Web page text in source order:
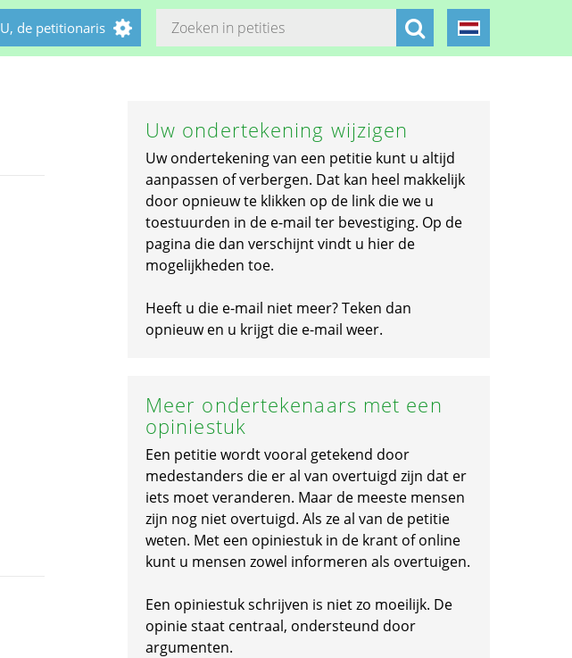
U, de petitionaris
Uw ondertekening wijzigen
Uw ondertekening van een petitie kunt u altijd
aanpassen of verbergen. Dat kan heel makkelijk
door opnieuw te klikken op de link die we u
toestuurden in de e-mail ter bevestiging. Op de
pagina die dan verschijnt vindt u hier de
mogelijkheden toe.
Heeft u die e-mail niet meer? Teken dan
opnieuw en u krijgt die e-mail weer.
Meer ondertekenaars met een
opiniestuk
Een petitie wordt vooral getekend door
medestanders die er al van overtuigd zijn dat er
iets moet veranderen. Maar de meeste mensen
zijn nog niet overtuigd. Als ze al van de petitie
weten. Met een opiniestuk in de krant of online
kunt u mensen zowel informeren als overtuigen.
Een opiniestuk schrijven is niet zo moeilijk. De
opinie staat centraal, ondersteund door
argumenten.